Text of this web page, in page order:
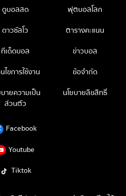
ดูบอลสด
ฟุตบอลโลก
ดาวซัลโว
ตารางคะแนน
ทีเด็ดบอล
ข่าวบอล
ไขการใช้งาน
ข้อจำกัด
ายความเป็น
ส่วนตัว
นโยบายลิขสิทธิ์
Facebook
Youtube
Tiktok